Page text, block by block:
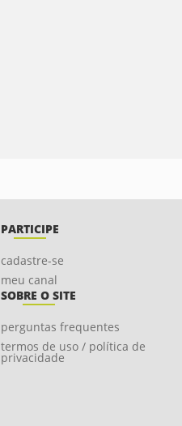
PARTICIPE
cadastre-se
meu canal
SOBRE O SITE
perguntas frequentes
termos de uso / política de
privacidade